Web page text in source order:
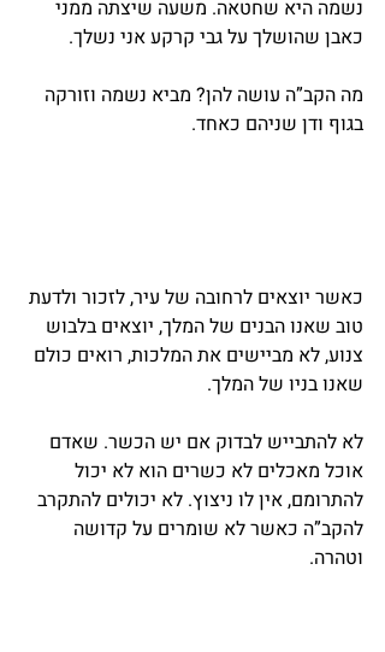
נשמה היא שחטאה. משעה שיצתה ממני
כאבן שהושלך על גבי קרקע אני נשלך.
מה הקב”ה עושה להן? מביא נשמה וזורקה
בגוף ודן שניהם כאחד.
כאשר יוצאים לרחובה של עיר, לזכור ולדעת
טוב שאנו הבנים של המלך, יוצאים בלבוש
צנוע, לא מביישים את המלכות, רואים כולם
שאנו בניו של המלך.
לא להתבייש לבדוק אם יש הכשר. שאדם
אוכל מאכלים לא כשרים הוא לא יכול
להתרומם, אין לו ניצוץ. לא יכולים להתקרב
להקב”ה כאשר לא שומרים על קדושה
וטהרה.